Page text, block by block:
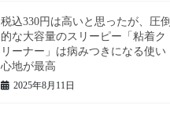
税込330円は高いと思ったが、圧倒
的な大容量のスリーピー「粘着ク
リーナー」は病みつきになる使い
心地が最高
2025年8月11日